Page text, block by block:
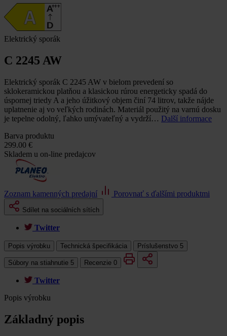
Elektrický sporák
C 2245 AW
Elektrický sporák C 2245 AW v bielom prevedení so
sklokeramickou platňou a klasickou rúrou energeticky spadá do
úspornej triedy A a jeho úžitkový objem činí 74 litrov, takže nájde
uplatnenie aj vo veľkých rodinách. Materiál použitý na varnú dosku
je tepelne odolný, ľahko umývateľný a vydrží… Další informace
Barva produktu
299.00 €
Skladem u on-line predajcov
Zoznam kamenných predajní Porovnať s ďalšími produktmi
Sdílet na sociálních sítích
Twitter
Popis výrobku Technická špecifikácia Príslušenstvo 5
Súbory na stiahnutie 5 Recenzie 0
Twitter
Popis výrobku
Základný popis